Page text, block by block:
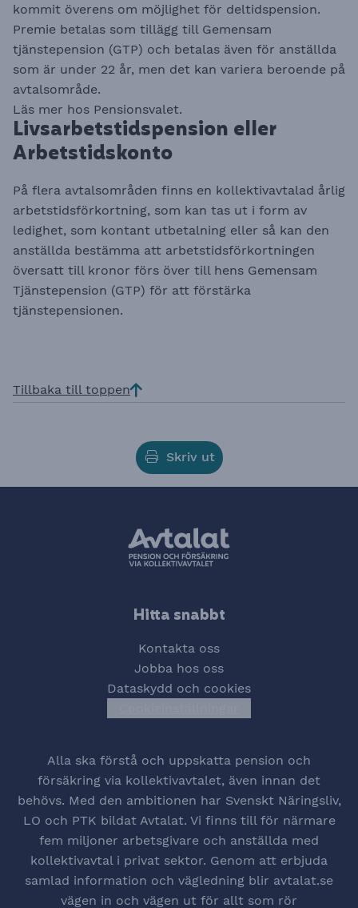
kommit överens om möjlighet för deltidspension.
Premie betalas som tillägg till Gemensam
tjänstepension (GTP) och betalas även för anställda
som är under 22 år, men det kan variera beroende på
avtalsområde.
Läs mer hos Pensionsvalet.
Livsarbetstidspension eller
Arbetstidskonto
På flera avtalsområden finns en kollektivavtalad årlig
arbetstidsförkortning, som kan tas ut i form av
ledighet, som kontant utbetalning eller så kan den
anställda bestämma att arbetstidsförkortningen
översatt till kronor förs över till hens Gemensam
Tjänstepension (GTP) för att förstärka
tjänstepensionen.
Tillbaka till toppen
Skriv ut
Hitta snabbt
Kontakta oss
Jobba hos oss
Dataskydd och cookies
Alla ska förstå och uppskatta pension och
försäkring via kollektivavtalet, även innan det
behövs. Med den ambitionen har Svenskt Näringsliv,
LO och PTK bildat Avtalat. Vi finns till för närmare
fem miljoner arbetsgivare och anställda med
kollektivavtal i privat sektor. Genom att erbjuda
samlad information och vägledning blir avtalat.se
vägen in och vägen ut för allt som rör